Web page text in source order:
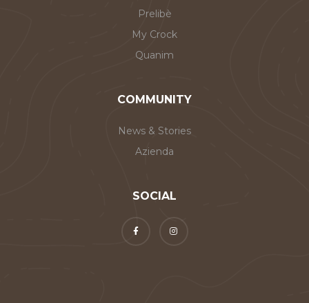
Prelibè
My Crock
Quanim
COMMUNITY
News & Stories
Azienda
SOCIAL